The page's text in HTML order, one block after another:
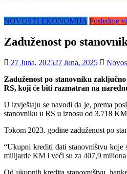
NOVOSTI EKONOMIJA Poslednje
Zaduženost po
27 Juna, 202527 Juna, 2025
Zaduženost po stanovniku
RS, koji će biti razmatran na
U izvještaju se navodi da je, prema
stanovniku u RS u iznosu od 3.718
Tokom 2023. godine zaduženost po
“Ukupni krediti dati stanovništvu koje
milijarde KM i veći su za 407,9
Od ukupnih kredita stanovništvu,